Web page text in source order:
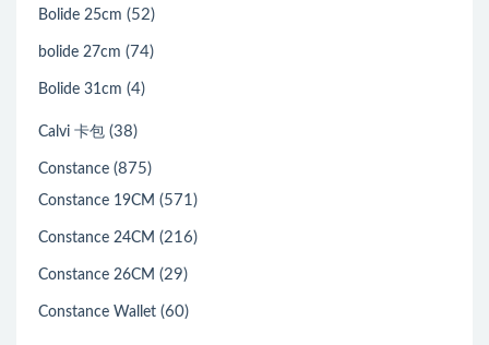
Bolide 25cm (52)
bolide 27cm (74)
Bolide 31cm (4)
Calvi 卡包 (38)
Constance (875)
Constance 19CM (571)
Constance 24CM (216)
Constance 26CM (29)
Constance Wallet (60)